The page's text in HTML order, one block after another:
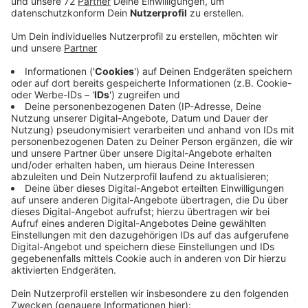
Das Problem ist den meisten bekannt: Sie haben im
Supermarkt eingekauft und dann keine Tasche dabei.
Die Lösung ist für viele die Plastiktüte. So eine
handelsübliche Tüte aus Plastik hat viele Vorteile, zum
Beispiel ist sie leicht, günstig und einfach zu
verstauen. Doch sie ist auch schlecht für die Umwelt.
Sie wird oft nur ein paar Mal verwendet und landet
dann nach kurzer Zeit im Müll. Da kommt einiges
zusammen, denn die Deutschen verbrauchen rund 1,6
Milliarden Plastiktüten pro Jahr. Deshalb hat der
Bundestag jetzt beschlossen, dass diese Tüten in 12
Monaten verboten sind. Die Entscheidung ist final,
sobald der Bundesrat das Gesetz durchgewinkt hat.
Dann sind jedoch nur Standardplastiktüten verboten,
die dünnen Obsttüten und auch stabile Mehrwegtüten
aus Plastik wird es weiterhin geben.